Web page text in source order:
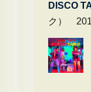
DISCO
ク）